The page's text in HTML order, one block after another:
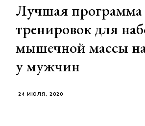
Лучшая программа
тренировок для
мышечной массы
у мужчин
24 ИЮЛЯ, 2020